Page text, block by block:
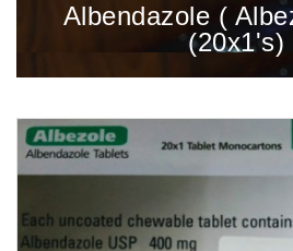
Albendazole (
(20x1's)